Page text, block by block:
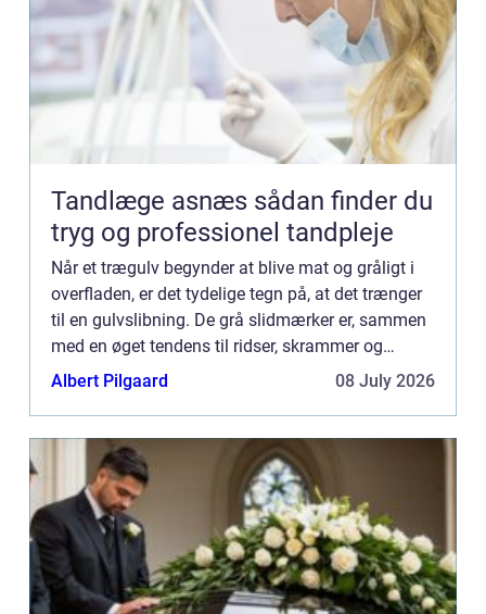
Tandlæge asnæs sådan finder du
tryg og professionel tandpleje
Når et trægulv begynder at blive mat og gråligt i
overfladen, er det tydelige tegn på, at det trænger
til en gulvslibning. De grå slidmærker er, sammen
med en øget tendens til ridser, skrammer og
splin...
Albert Pilgaard 08 July 2026